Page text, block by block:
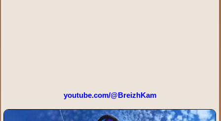
youtube.com/@BreizhKam